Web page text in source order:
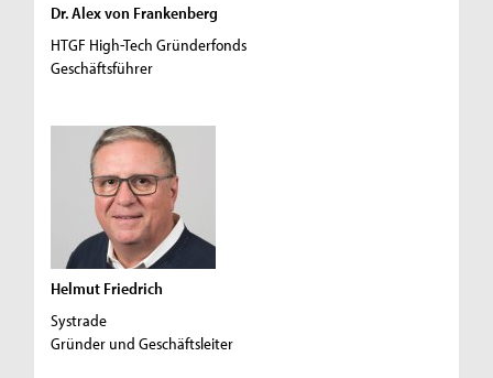
Dr. Alex von Frankenberg
HTGF High-Tech Gründerfonds
Geschäftsführer
Helmut Friedrich
Systrade
Gründer und Geschäftsleiter